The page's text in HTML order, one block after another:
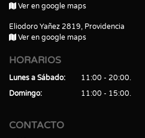
Ver en google maps
Eliodoro Yañez 2819, Providencia
Ver en google maps
HORARIOS
Lunes a Sábado
11:00 - 20:00
Domingo
11:00 - 15:00
CONTACTO